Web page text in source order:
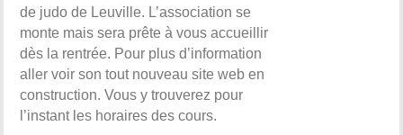
de judo de Leuville. L’association se
monte mais sera prête à vous accueillir
dès la rentrée. Pour plus d’information
aller voir son tout nouveau site web en
construction. Vous y trouverez pour
l’instant les horaires des cours.